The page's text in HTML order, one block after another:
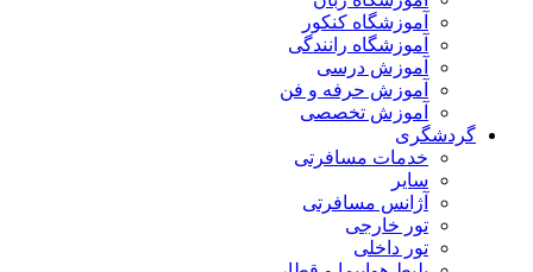
آموزشگاه کنکور
آموزشگاه رانندگی
آموزش درسی
آموزش حرفه و فن
آموزش تخصصی
گردشگری
خدمات مسافرتی
سایر
آژانس مسافرتی
تور خارجی
تور داخلی